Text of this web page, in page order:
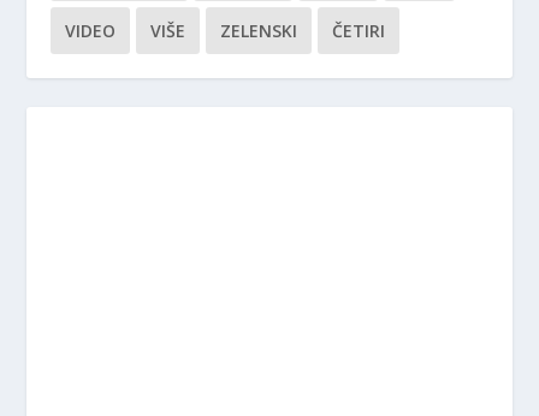
VIDEO VIŠE ZELENSKI ČETIRI